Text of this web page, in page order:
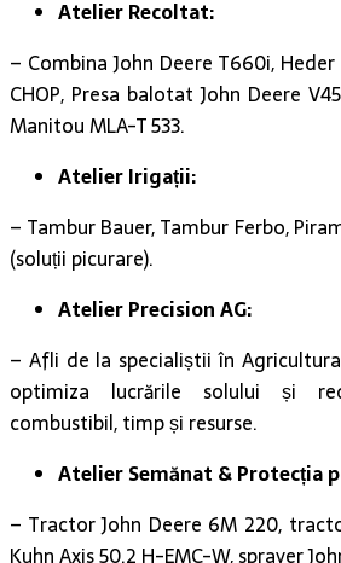
CHOP, Presa balotat John Deere
Manitou MLA-T 533.
Atelier Irigații:
(soluții picurare).
Atelier Precision AG:
optimiza lucrările solului și
combustibil, timp și resurse.
Atelier Semănat & Protecția
Kuhn Axis 50.2 H-EMC-W, sprayer
Atelier Pregătirea solului: